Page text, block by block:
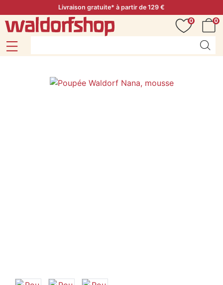
Livraison gratuite* à partir de 129 €
0
0